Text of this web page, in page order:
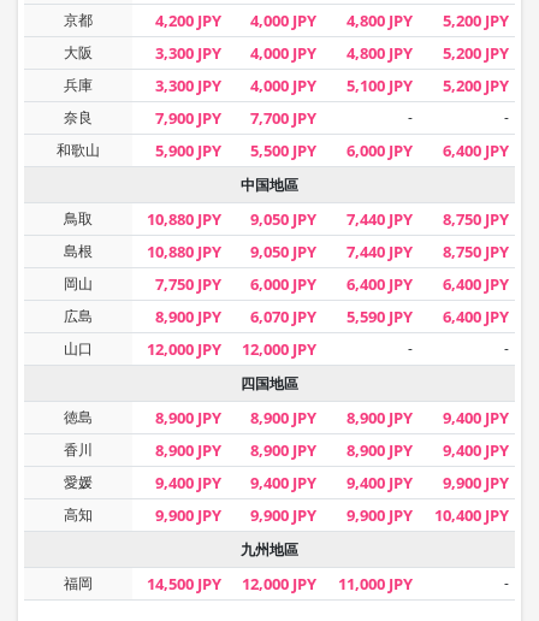
京都
4,200 JPY 4,000 JPY 4,800 JPY 5,200 JPY
大阪 3,300 JPY 4,000 JPY 4,800 JPY 5,200 JPY
兵庫 3,300 JPY 4,000 JPY 5,100 JPY 5,200 JPY
奈良 7,900 JPY 7,700 JPY -
-
和歌山
5,900 JPY 5,500 JPY 6,000 JPY 6,400 JPY
中国地區
鳥取
10,880 JPY 9,050 JPY 7,440 JPY 8,750 JPY
島根 10,880 JPY 9,050 JPY 7,440 JPY 8,750 JPY
岡山 7,750 JPY 6,000 JPY 6,400 JPY 6,400 JPY
広島 8,900 JPY 6,070 JPY 5,590 JPY 6,400 JPY
山口 12,000 JPY 12,000 JPY -
-
四国地區
徳島
8,900 JPY 8,900 JPY 8,900 JPY 9,400 JPY
香川 8,900 JPY 8,900 JPY 8,900 JPY 9,400 JPY
愛媛 9,400 JPY 9,400 JPY 9,400 JPY 9,900 JPY
高知 9,900 JPY 9,900 JPY 9,900 JPY 10,400 JPY
九州地區
福岡
14,500 JPY 12,000 JPY 11,000 JPY -